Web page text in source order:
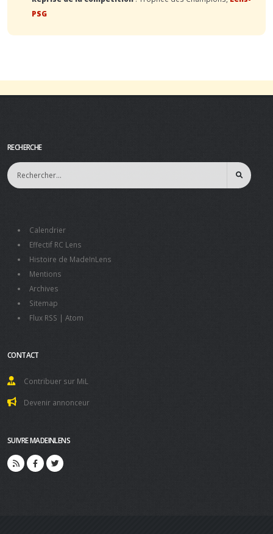
PSG
RECHERCHE
Calendrier
Effectif RC Lens
Histoire de MadeInLens
Mentions
Archives
Sitemap
Flux RSS | Atom
CONTACT
Contribuer sur MiL
Devenir annonceur
SUIVRE MADEINLENS